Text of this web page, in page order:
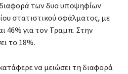
των δυο υποψηφίων
στατιστικού σφάλματος, με
46% για τον Τραμπ. Στην
το 18%.
να μειώσει τη διαφορά